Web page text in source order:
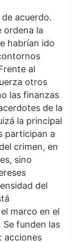
acuerdo.
ordena la
habrían ido
al
otros
las finanzas
de la
la principal
participan a
crimen, en
sino
del
marco en el
funden las
acciones